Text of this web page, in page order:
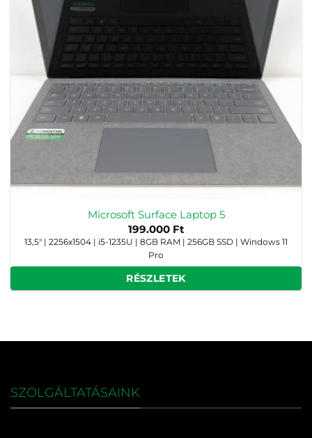
Microsoft Surface Laptop 5
199.000 Ft
13,5" | 2256x1504 | i5-1235U | 8GB RAM | 256GB SSD | Windows 11
Pro
RÉSZLETEK
SZOLGÁLTATÁSAINK